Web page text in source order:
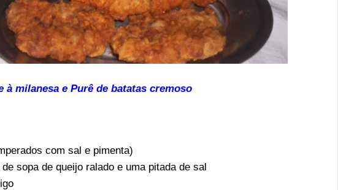
à milanesa e Purê de batatas cremoso
com sal e pimenta)
sopa de queijo ralado e uma pitada de sal